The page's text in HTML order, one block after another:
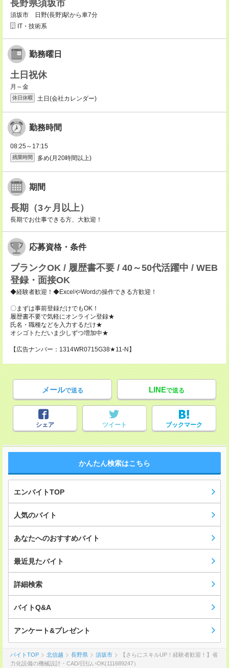
長野県須坂市
須坂市 日野(長野)駅から車7分
IT・技術系
勤務曜日
土日祝休
月～金
休日休暇 土日(会社カレンダー)
勤務時間
08:25～17:15
残業時間 多め(月20時間以上)
期間
長期（3ヶ月以上）
長期でお仕事できる方、大歓迎！
応募資格・条件
ブランクOK / 履歴書不要 / 40～50代活躍中 / WEB
登録・面接OK
◆経験者歓迎！◆ExcelやWordの操作できる方歓迎！
〇まずは事前登録だけでもOK！
履歴書不要で気軽にオンライン登録★
氏名・職種などを入力するだけ★
オシゴトただいま少しずつ増加中★
【広告ナンバー：1314WR0715G38★11-N】
メールで送る LINEで送る
シェア ツイート ブックマーク
かんたん検索はこちら
エンバイトTOP
人気のバイト
あなたへのおすすめバイト
最近見たバイト
詳細検索
バイトQ&A
アンケート&プレゼント
バイトTOP 北信越 長野県 須坂市
【さらにスキルUP！経験者歓迎！】省
力化設備の機械設計・CAD/日払いOK(111689247）